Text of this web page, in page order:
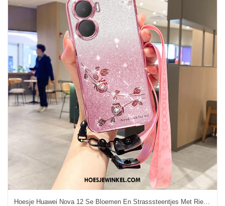
Hoesje Huawei Nova 12 Se Bloemen En Strasssteentjes Met Riempje Bescherming Hoesje